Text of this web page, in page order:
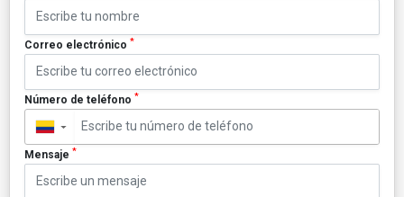
Correo electrónico *
Número de teléfono *
▼
Mensaje *